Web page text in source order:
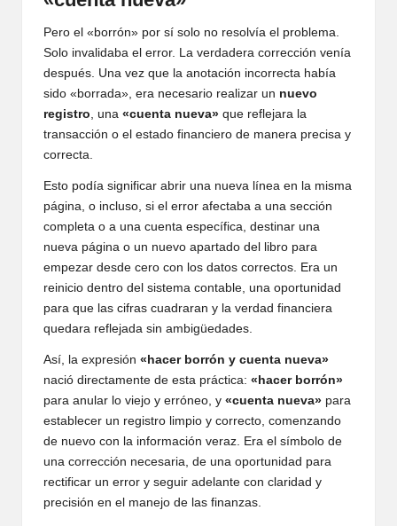
Pero el «borrón» por sí solo no resolvía el problema.
Solo invalidaba el error. La verdadera corrección venía
después. Una vez que la anotación incorrecta había
sido «borrada», era necesario realizar un nuevo
registro , una «cuenta nueva» que reflejara la
transacción o el estado financiero de manera precisa y
correcta.
Esto podía significar abrir una nueva línea en la misma
página, o incluso, si el error afectaba a una sección
completa o a una cuenta específica, destinar una
nueva página o un nuevo apartado del libro para
empezar desde cero con los datos correctos. Era un
reinicio dentro del sistema contable, una oportunidad
para que las cifras cuadraran y la verdad financiera
quedara reflejada sin ambigüedades.
Así, la expresión «hacer borrón y cuenta nueva»
nació directamente de esta práctica: «hacer borrón»
para anular lo viejo y erróneo, y «cuenta nueva» para
establecer un registro limpio y correcto, comenzando
de nuevo con la información veraz. Era el símbolo de
una corrección necesaria, de una oportunidad para
rectificar un error y seguir adelante con claridad y
precisión en el manejo de las finanzas.